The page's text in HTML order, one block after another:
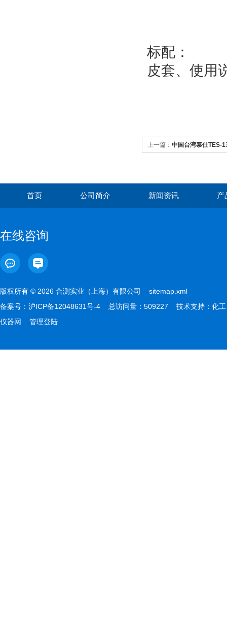
标配：
皮套、使用
上一篇： 中国台湾泰仕TES-
首页 公司简介 新闻资讯 产
在线咨询
版权所有 © 2026 合测实业（上海）有限公司 sitemap.xml
备案号： 沪ICP备12048631号-4 总访问量：509227 技术支持： 化工
仪器网
管理登陆